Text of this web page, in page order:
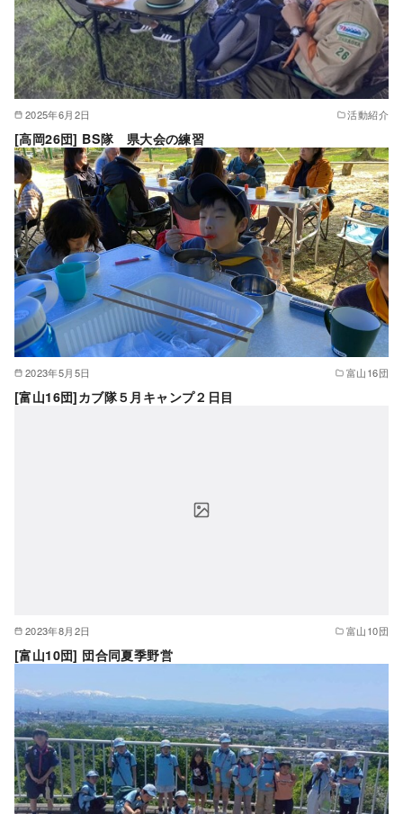
2025年6月2日 活動紹介
[高岡26団] BS隊 県大会の練習
2023年5月5日 富山16団
[富山16団]カブ隊５月キャンプ２日目
2023年8月2日 富山10団
[富山10団] 団合同夏季野営